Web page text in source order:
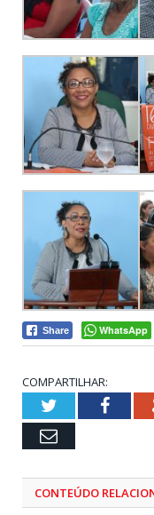
Share WhatsApp
COMPARTILHAR:
Twitter
Email
CONTEÚDO